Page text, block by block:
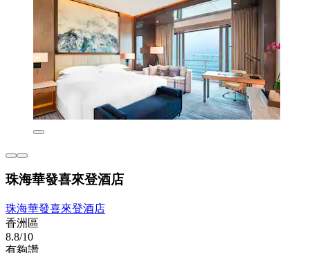
珠海華發喜來登酒店
珠海華發喜來登酒店
香洲區
8.8/10
有夠讚